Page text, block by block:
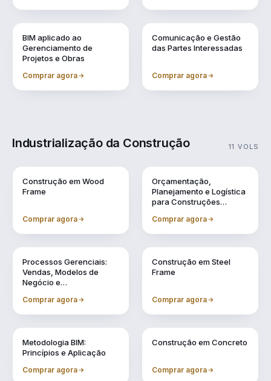
BIM aplicado ao
Gerenciamento de
Projetos e Obras
Comprar agora
Comunicação e Gestão
das Partes Interessadas
Comprar agora
Industrialização da Construção 11 VOLS
Construção em Wood
Frame
Comprar agora
Orçamentação,
Planejamento e Logística
para Construções
Comprar agora
Processos Gerenciais:
Vendas, Modelos de
Negócio e
Comprar agora
Construção em Steel
Frame
Comprar agora
Metodologia BIM:
Princípios e Aplicação
Comprar agora
Construção em Concreto
Comprar agora